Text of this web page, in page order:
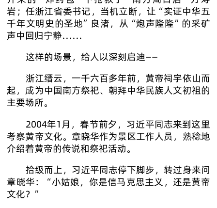
岩；任浙江省委书记，当机立断，让“实证中华五
千年文明史的圣地”良渚，从“炮声隆隆”的采矿
声中回归宁静……
这样的场景，给人以深刻启迪——
浙江缙云，一千六百多年前，黄帝祠宇依山而
起，成为中国南方祭祀、朝拜中华民族人文初祖的
主要场所。
2004年1月，春节前夕，习近平同志来到这里
考察黄帝文化。章晓华作为景区工作人员，熟稔地
介绍着黄帝的传说和祭祀活动。
拾级而上，习近平同志停下脚步，转过身来问
章晓华：“小姑娘，你是信马克思主义，还是黄帝
文化？”